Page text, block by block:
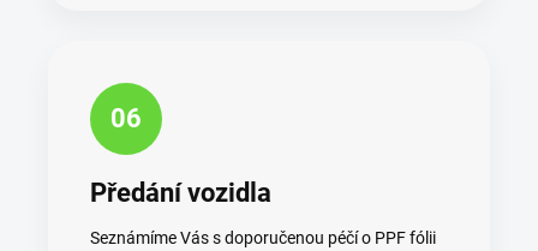
06
Předání vozidla
Seznámíme Vás s doporučenou péčí o PPF fólii